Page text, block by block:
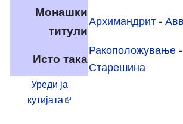
Монашки
титули
Архимандрит -
Исто така
Ракоположување -
Старешина
Уреди ја
кутијата